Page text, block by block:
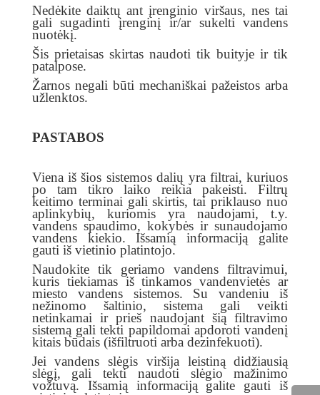
Nedėkite daiktų ant įrenginio viršaus, nes tai
gali sugadinti įrenginį ir/ar sukelti vandens
nuotėkį.
Šis prietaisas skirtas naudoti tik buityje ir tik
patalpose.
Žarnos negali būti mechaniškai pažeistos arba
užlenktos.
PASTABOS
Viena iš šios sistemos dalių yra filtrai, kuriuos
po tam tikro laiko reikia pakeisti. Filtrų
keitimo terminai gali skirtis, tai priklauso nuo
aplinkybių, kuriomis yra naudojami, t.y.
vandens spaudimo, kokybės ir sunaudojamo
vandens kiekio. Išsamią informaciją galite
gauti iš vietinio platintojo.
Naudokite tik geriamo vandens filtravimui,
kuris tiekiamas iš tinkamos vandenvietės ar
miesto vandens sistemos. Su vandeniu iš
nežinomo šaltinio, sistema gali veikti
netinkamai ir prieš naudojant šią filtravimo
sistemą gali tekti papildomai apdoroti vandenį
kitais būdais (išfiltruoti arba dezinfekuoti).
Jei vandens slėgis viršija leistiną didžiausią
slėgį, gali tekti naudoti slėgio mažinimo
vožtuvą. Išsamią informaciją galite gauti iš